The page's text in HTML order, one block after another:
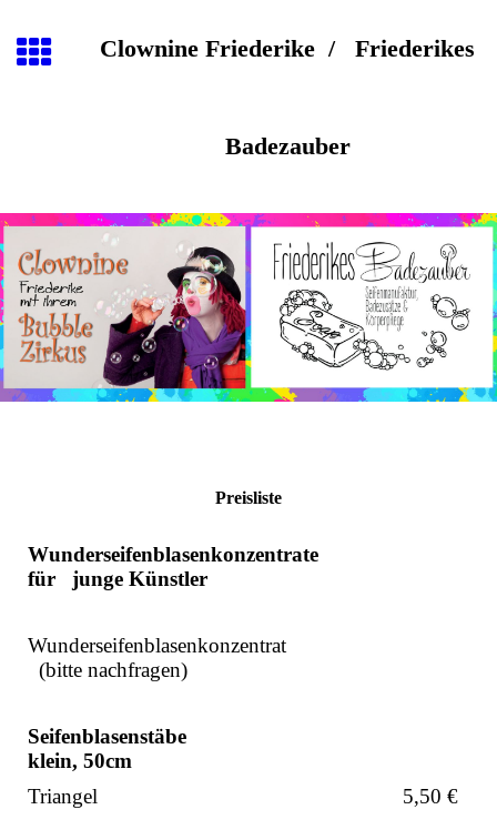
Clownine Friederike / Friederikes
Badezauber
Preisliste
Wunderseifenblasenkonzentrate
für junge Künstler
Wunderseifenblasenkonzentrat
(bitte nachfragen)
Seifenblasenstäbe
klein, 50cm
5,50 €